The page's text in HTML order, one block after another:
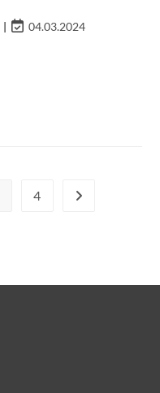
Poslední
04.03.2024
4 Jít na další